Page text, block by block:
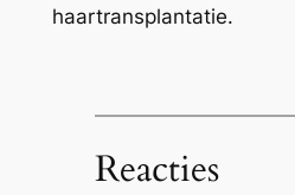
haartransplantatie.
Reacties